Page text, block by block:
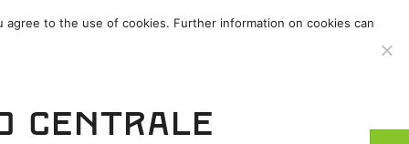
/ Accessori /
centrale
to the use of cookies. Further information on cookies can